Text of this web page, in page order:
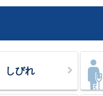
しびれ